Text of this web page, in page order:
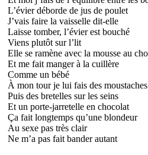
L’évier déborde de jus de poulet
J’vais faire la vaisselle dit-elle
Laisse tomber, l’évier est bouché
Viens plutôt sur l’lit
Elle se ramène avec la mousse au
Et me fait manger à la cuillère
Comme un bébé
À mon tour je lui fais des moustaches
Puis des bretelles sur les seins
Et un porte-jarretelle en chocolat
Ça fait longtemps qu’une blondeur
Au sexe pas très clair
Ne m’a pas fait bander autant